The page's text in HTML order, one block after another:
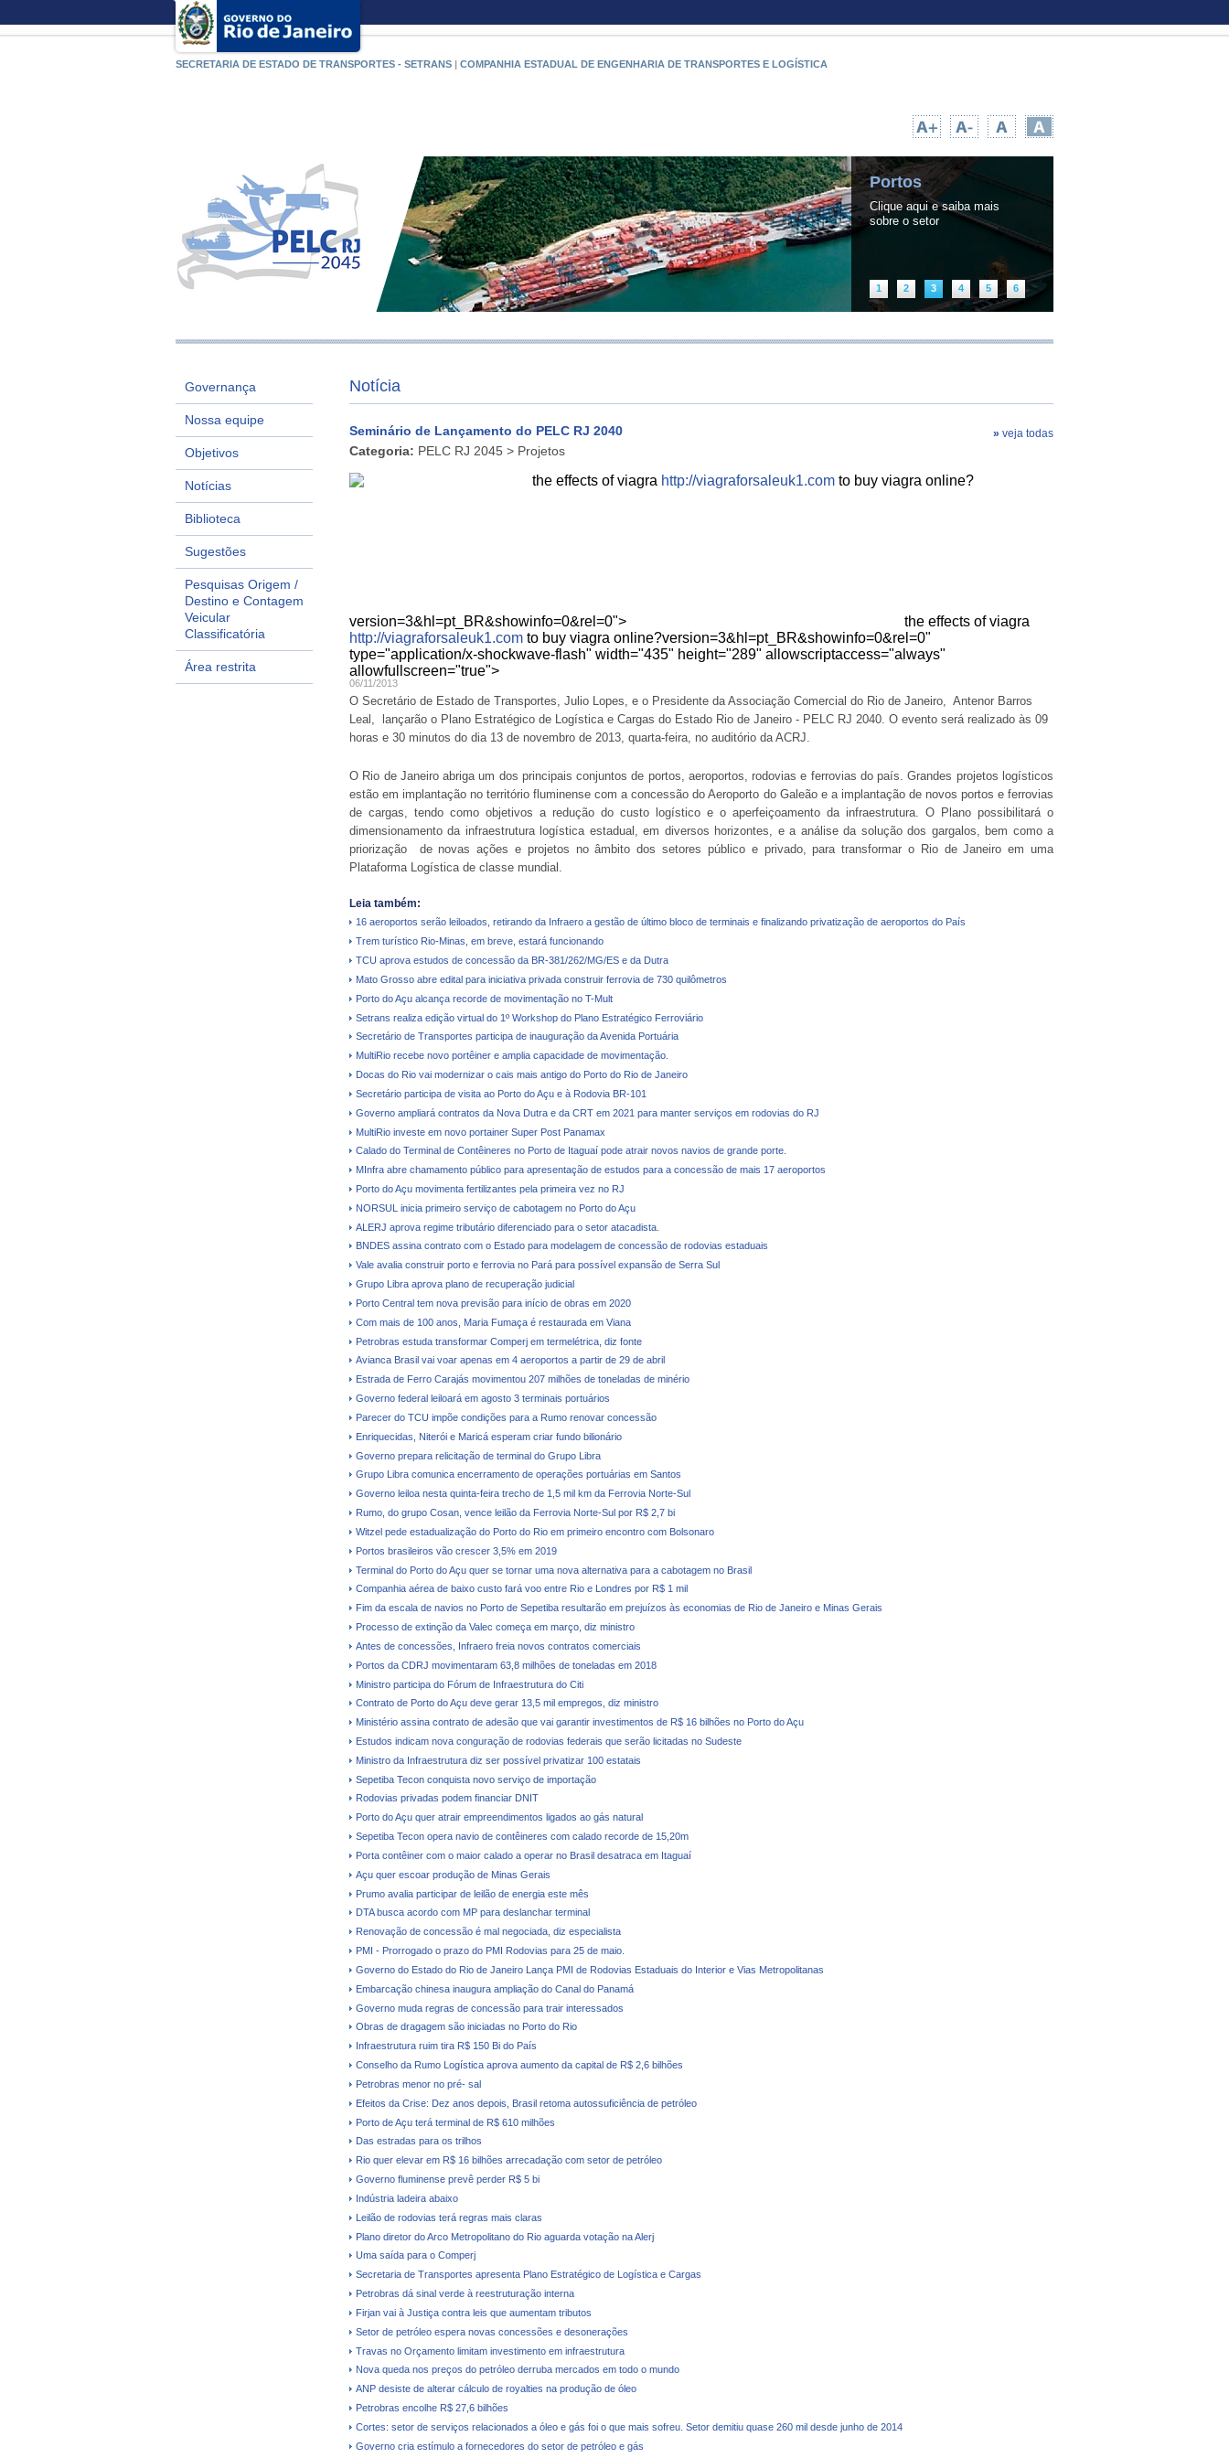
SECRETARIA DE ESTADO DE TRANSPORTES - SETRANS | COMPANHIA ESTADUAL DE ENGENHARIA DE TRANSPORTES E LOGÍSTICA
Portos
Clique aqui e saiba mais
sobre o setor
1 2 3 4 5 6
Governança
Nossa equipe
Objetivos
Notícias
Biblioteca
Sugestões
Pesquisas Origem /
Destino e Contagem
Veicular
Classificatória
Área restrita
Notícia
Seminário de Lançamento do PELC RJ 2040 » veja todas
Categoria: PELC RJ 2045 > Projetos
the effects of viagra http://viagraforsaleuk1.com to buy viagra online?
version=3&hl=pt_BR&showinfo=0&rel=0">
the effects of viagra
http://viagraforsaleuk1.com to buy viagra online?version=3&hl=pt_BR&showinfo=0&rel=0"
type="application/x-shockwave-flash" width="435" height="289" allowscriptaccess="always"
allowfullscreen="true">
06/11/2013
O Secretário de Estado de Transportes, Julio Lopes, e o Presidente da Associação Comercial do Rio de Janeiro, Antenor Barros
Leal, lançarão o Plano Estratégico de Logística e Cargas do Estado Rio de Janeiro - PELC RJ 2040. O evento será realizado às 09
horas e 30 minutos do dia 13 de novembro de 2013, quarta-feira, no auditório da ACRJ.
O Rio de Janeiro abriga um dos principais conjuntos de portos, aeroportos, rodovias e ferrovias do país. Grandes projetos logísticos
estão em implantação no território fluminense com a concessão do Aeroporto do Galeão e a implantação de novos portos e ferrovias
de cargas, tendo como objetivos a redução do custo logístico e o aperfeiçoamento da infraestrutura. O Plano possibilitará o
dimensionamento da infraestrutura logística estadual, em diversos horizontes, e a análise da solução dos gargalos, bem como a
priorização de novas ações e projetos no âmbito dos setores público e privado, para transformar o Rio de Janeiro em uma
Plataforma Logística de classe mundial.
Leia também:
16 aeroportos serão leiloados, retirando da Infraero a gestão de último bloco de terminais e finalizando privatização de aeroportos do País
Trem turístico Rio-Minas, em breve, estará funcionando
TCU aprova estudos de concessão da BR-381/262/MG/ES e da Dutra
Mato Grosso abre edital para iniciativa privada construir ferrovia de 730 quilômetros
Porto do Açu alcança recorde de movimentação no T-Mult
Setrans realiza edição virtual do 1º Workshop do Plano Estratégico Ferroviário
Secretário de Transportes participa de inauguração da Avenida Portuária
MultiRio recebe novo portêiner e amplia capacidade de movimentação.
Docas do Rio vai modernizar o cais mais antigo do Porto do Rio de Janeiro
Secretário participa de visita ao Porto do Açu e à Rodovia BR-101
Governo ampliará contratos da Nova Dutra e da CRT em 2021 para manter serviços em rodovias do RJ
MultiRio investe em novo portainer Super Post Panamax
Calado do Terminal de Contêineres no Porto de Itaguaí pode atrair novos navios de grande porte.
MInfra abre chamamento público para apresentação de estudos para a concessão de mais 17 aeroportos
Porto do Açu movimenta fertilizantes pela primeira vez no RJ
NORSUL inicia primeiro serviço de cabotagem no Porto do Açu
ALERJ aprova regime tributário diferenciado para o setor atacadista.
BNDES assina contrato com o Estado para modelagem de concessão de rodovias estaduais
Vale avalia construir porto e ferrovia no Pará para possível expansão de Serra Sul
Grupo Libra aprova plano de recuperação judicial
Porto Central tem nova previsão para início de obras em 2020
Com mais de 100 anos, Maria Fumaça é restaurada em Viana
Petrobras estuda transformar Comperj em termelétrica, diz fonte
Avianca Brasil vai voar apenas em 4 aeroportos a partir de 29 de abril
Estrada de Ferro Carajás movimentou 207 milhões de toneladas de minério
Governo federal leiloará em agosto 3 terminais portuários
Parecer do TCU impõe condições para a Rumo renovar concessão
Enriquecidas, Niterói e Maricá esperam criar fundo bilionário
Governo prepara relicitação de terminal do Grupo Libra
Grupo Libra comunica encerramento de operações portuárias em Santos
Governo leiloa nesta quinta-feira trecho de 1,5 mil km da Ferrovia Norte-Sul
Rumo, do grupo Cosan, vence leilão da Ferrovia Norte-Sul por R$ 2,7 bi
Witzel pede estadualização do Porto do Rio em primeiro encontro com Bolsonaro
Portos brasileiros vão crescer 3,5% em 2019
Terminal do Porto do Açu quer se tornar uma nova alternativa para a cabotagem no Brasil
Companhia aérea de baixo custo fará voo entre Rio e Londres por R$ 1 mil
Fim da escala de navios no Porto de Sepetiba resultarão em prejuízos às economias de Rio de Janeiro e Minas Gerais
Processo de extinção da Valec começa em março, diz ministro
Antes de concessões, Infraero freia novos contratos comerciais
Portos da CDRJ movimentaram 63,8 milhões de toneladas em 2018
Ministro participa do Fórum de Infraestrutura do Citi
Contrato de Porto do Açu deve gerar 13,5 mil empregos, diz ministro
Ministério assina contrato de adesão que vai garantir investimentos de R$ 16 bilhões no Porto do Açu
Estudos indicam nova conguração de rodovias federais que serão licitadas no Sudeste
Ministro da Infraestrutura diz ser possível privatizar 100 estatais
Sepetiba Tecon conquista novo serviço de importação
Rodovias privadas podem financiar DNIT
Porto do Açu quer atrair empreendimentos ligados ao gás natural
Sepetiba Tecon opera navio de contêineres com calado recorde de 15,20m
Porta contêiner com o maior calado a operar no Brasil desatraca em Itaguaí
Açu quer escoar produção de Minas Gerais
Prumo avalia participar de leilão de energia este mês
DTA busca acordo com MP para deslanchar terminal
Renovação de concessão é mal negociada, diz especialista
PMI - Prorrogado o prazo do PMI Rodovias para 25 de maio.
Governo do Estado do Rio de Janeiro Lança PMI de Rodovias Estaduais do Interior e Vias Metropolitanas
Embarcação chinesa inaugura ampliação do Canal do Panamá
Governo muda regras de concessão para trair interessados
Obras de dragagem são iniciadas no Porto do Rio
Infraestrutura ruim tira R$ 150 Bi do País
Conselho da Rumo Logística aprova aumento da capital de R$ 2,6 bilhões
Petrobras menor no pré- sal
Efeitos da Crise: Dez anos depois, Brasil retoma autossuficiência de petróleo
Porto de Açu terá terminal de R$ 610 milhões
Das estradas para os trilhos
Rio quer elevar em R$ 16 bilhões arrecadação com setor de petróleo
Governo fluminense prevê perder R$ 5 bi
Indústria ladeira abaixo
Leilão de rodovias terá regras mais claras
Plano diretor do Arco Metropolitano do Rio aguarda votação na Alerj
Uma saída para o Comperj
Secretaria de Transportes apresenta Plano Estratégico de Logística e Cargas
Petrobras dá sinal verde à reestruturação interna
Firjan vai à Justiça contra leis que aumentam tributos
Setor de petróleo espera novas concessões e desonerações
Travas no Orçamento limitam investimento em infraestrutura
Nova queda nos preços do petróleo derruba mercados em todo o mundo
ANP desiste de alterar cálculo de royalties na produção de óleo
Petrobras encolhe R$ 27,6 bilhões
Cortes: setor de serviços relacionados a óleo e gás foi o que mais sofreu. Setor demitiu quase 260 mil desde junho de 2014
Governo cria estímulo a fornecedores do setor de petróleo e gás